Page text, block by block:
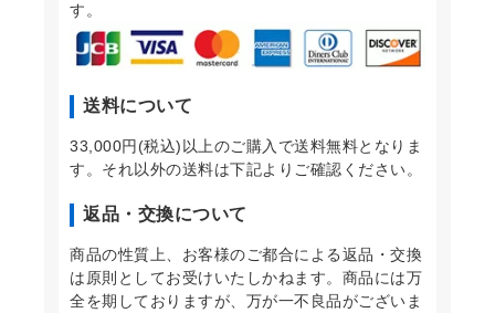
す。
送料について
33,000円(税込)以上のご購入で送料無料となりま
す。それ以外の送料は下記よりご確認ください。
返品・交換について
商品の性質上、お客様のご都合による返品・交換
は原則としてお受けいたしかねます。商品には万
全を期しておりますが、万が一不良品がございま